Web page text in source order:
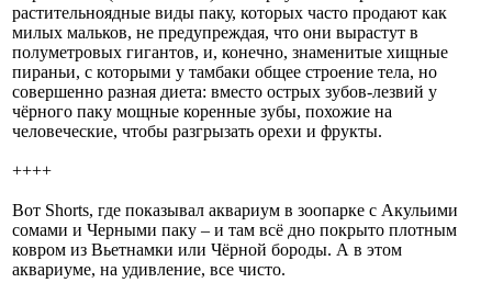
растительноядные виды паку, которых часто продают как
милых мальков, не предупреждая, что они вырастут в
полуметровых гигантов, и, конечно, знаменитые хищные
пираньи, с которыми у тамбаки общее строение тела, но
совершенно разная диета: вместо острых зубов-лезвий у
чёрного паку мощные коренные зубы, похожие на
человеческие, чтобы разгрызать орехи и фрукты.
++++
Вот Shorts, где показывал аквариум в зоопарке с Акульими
сомами и Черными паку – и там всё дно покрыто плотным
ковром из Вьетнамки или Чёрной бороды. А в этом
аквариуме, на удивление, все чисто.